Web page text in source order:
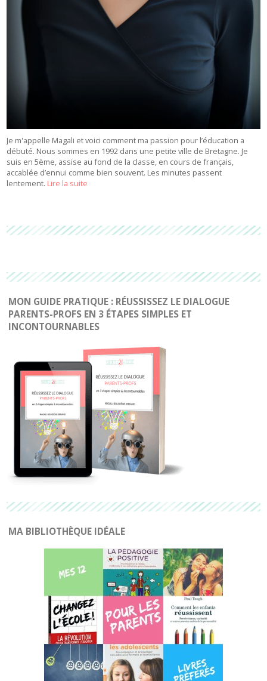
Je m'appelle Magali et voici comment ma passion pour l’éducation a
débuté. Nous sommes en 1992 dans une petite ville de Bretagne. Je
suis en 5ème, assise au fond de la classe, en cours de français,
accablée d’ennui comme bien souvent. Les minutes passent
lentement. Lire la suite
MON GUIDE PRATIQUE : RÉUSSISSEZ LE DIALOGUE
PARENTS-PROFS EN 3 ÉTAPES SIMPLES ET
INCONTOURNABLES
MA BIBLIOTHÈQUE IDÉALE